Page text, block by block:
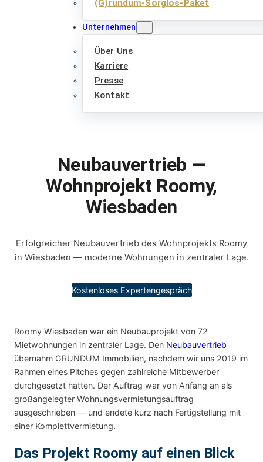
(G)rundum-Sorglos-Paket
Unternehmen
Über Uns
Karriere
Presse
Kontakt
Neubauvertrieb —
Wohnprojekt Roomy,
Wiesbaden
Erfolgreicher Neubauvertrieb des Wohnprojekts Roomy
in Wiesbaden — moderne Wohnungen in zentraler Lage.
Kostenloses Expertengespräch
Roomy Wiesbaden war ein Neubauprojekt von 72
Mietwohnungen in zentraler Lage. Den Neubauvertrieb
übernahm GRUNDUM Immobilien, nachdem wir uns 2019 im
Rahmen eines Pitches gegen zahlreiche Mitbewerber
durchgesetzt hatten. Der Auftrag war von Anfang an als
großangelegter Wohnungsvermietungsauftrag
ausgeschrieben — und endete kurz nach Fertigstellung mit
einer Komplettvermietung.
Das Projekt Roomy auf einen Blick